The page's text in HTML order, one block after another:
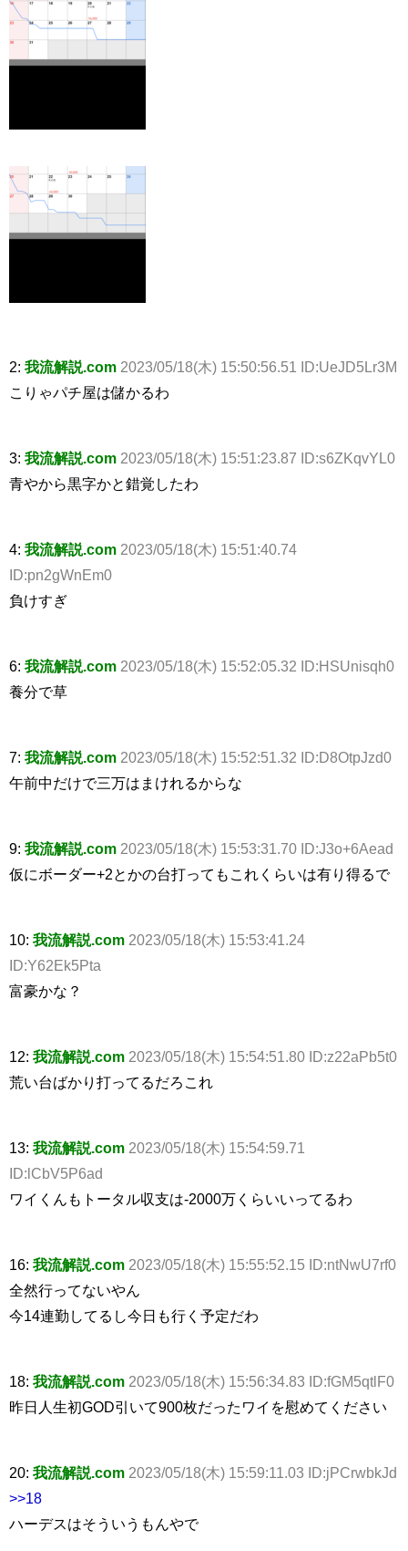
2: 我流解説.com 2023/05/18(木) 15:50:56.51 ID:UeJD5Lr3M
こりゃパチ屋は儲かるわ
3: 我流解説.com 2023/05/18(木) 15:51:23.87 ID:s6ZKqvYL0
青やから黒字かと錯覚したわ
4: 我流解説.com 2023/05/18(木) 15:51:40.74
ID:pn2gWnEm0
負けすぎ
6: 我流解説.com 2023/05/18(木) 15:52:05.32 ID:HSUnisqh0
養分で草
7: 我流解説.com 2023/05/18(木) 15:52:51.32 ID:D8OtpJzd0
午前中だけで三万はまけれるからな
9: 我流解説.com 2023/05/18(木) 15:53:31.70 ID:J3o+6Aead
仮にボーダー+2とかの台打ってもこれくらいは有り得るで
10: 我流解説.com 2023/05/18(木) 15:53:41.24
ID:Y62Ek5Pta
富豪かな？
12: 我流解説.com 2023/05/18(木) 15:54:51.80 ID:z22aPb5t0
荒い台ばかり打ってるだろこれ
13: 我流解説.com 2023/05/18(木) 15:54:59.71
ID:lCbV5P6ad
ワイくんもトータル収支は-2000万くらいいってるわ
16: 我流解説.com 2023/05/18(木) 15:55:52.15 ID:ntNwU7rf0
全然行ってないやん
今14連勤してるし今日も行く予定だわ
18: 我流解説.com 2023/05/18(木) 15:56:34.83 ID:fGM5qtlF0
昨日人生初GOD引いて900枚だったワイを慰めてください
20: 我流解説.com 2023/05/18(木) 15:59:11.03 ID:jPCrwbkJd
>>18
ハーデスはそういうもんやで